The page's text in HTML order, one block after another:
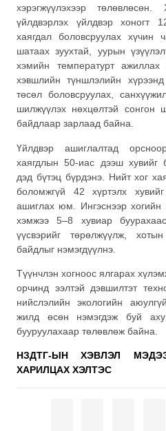
хэрэгжүүлэхээр
үйлдвэрлэх үйлдвэр хоногт
хаягдал боловсруулах
шатаах зуухтай, уурын
хэмийн температурт
хэвшлийн түншлэлийн
төсөл боловсруулах,
шилжүүлэх нөхцөлтэй сонгон
байдлаар зарлаад байна.
Үйлдвэр ашиглалтад
хаягдлын 50-иас дээш хувийг
дэд бүтэц бүрдэнэ. Нийт хог
боломжгүй 42 хүртэлх
ашиглах юм. Ингэснээр хогийн
хэмжээ 5–8 хувиар
үүсвэрийг төрөлжүүлж,
байдлыг нэмэгдүүлнэ.
Түүнчлэн хогноос ялгарах
орчинд ээлтэй дэвшилтэт
нийслэлийн экологийн
жилд өсөн нэмэгдэж буй
бууруулахаар төлөвлөж байна.
НЗДТГ-ЫН ХЭВЛЭЛ
ХАРИЛЦАХ ХЭЛТЭС